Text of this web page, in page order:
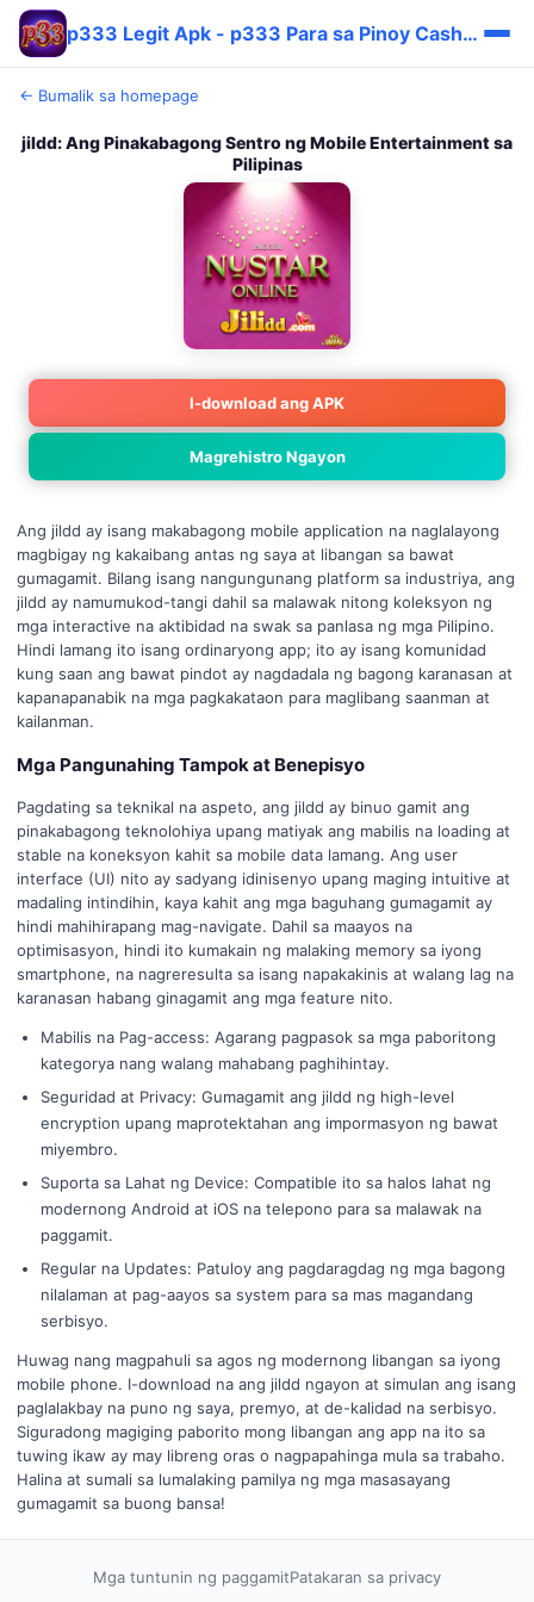
p333 Legit Apk - p333 Para sa Pinoy Cashback Apk 🎯
← Bumalik sa homepage
jildd: Ang Pinakabagong Sentro ng Mobile Entertainment sa
Pilipinas
I-download ang APK
Magrehistro Ngayon
Ang jildd ay isang makabagong mobile application na naglalayong
magbigay ng kakaibang antas ng saya at libangan sa bawat
gumagamit. Bilang isang nangungunang platform sa industriya, ang
jildd ay namumukod-tangi dahil sa malawak nitong koleksyon ng
mga interactive na aktibidad na swak sa panlasa ng mga Pilipino.
Hindi lamang ito isang ordinaryong app; ito ay isang komunidad
kung saan ang bawat pindot ay nagdadala ng bagong karanasan at
kapanapanabik na mga pagkakataon para maglibang saanman at
kailanman.
Mga Pangunahing Tampok at Benepisyo
Pagdating sa teknikal na aspeto, ang jildd ay binuo gamit ang
pinakabagong teknolohiya upang matiyak ang mabilis na loading at
stable na koneksyon kahit sa mobile data lamang. Ang user
interface (UI) nito ay sadyang idinisenyo upang maging intuitive at
madaling intindihin, kaya kahit ang mga baguhang gumagamit ay
hindi mahihirapang mag-navigate. Dahil sa maayos na
optimisasyon, hindi ito kumakain ng malaking memory sa iyong
smartphone, na nagreresulta sa isang napakakinis at walang lag na
karanasan habang ginagamit ang mga feature nito.
Mabilis na Pag-access: Agarang pagpasok sa mga paboritong
kategorya nang walang mahabang paghihintay.
Seguridad at Privacy: Gumagamit ang jildd ng high-level
encryption upang maprotektahan ang impormasyon ng bawat
miyembro.
Suporta sa Lahat ng Device: Compatible ito sa halos lahat ng
modernong Android at iOS na telepono para sa malawak na
paggamit.
Regular na Updates: Patuloy ang pagdaragdag ng mga bagong
nilalaman at pag-aayos sa system para sa mas magandang
serbisyo.
Huwag nang magpahuli sa agos ng modernong libangan sa iyong
mobile phone. I-download na ang jildd ngayon at simulan ang isang
paglalakbay na puno ng saya, premyo, at de-kalidad na serbisyo.
Siguradong magiging paborito mong libangan ang app na ito sa
tuwing ikaw ay may libreng oras o nagpapahinga mula sa trabaho.
Halina at sumali sa lumalaking pamilya ng mga masasayang
gumagamit sa buong bansa!
Mga tuntunin ng paggamitPatakaran sa privacy